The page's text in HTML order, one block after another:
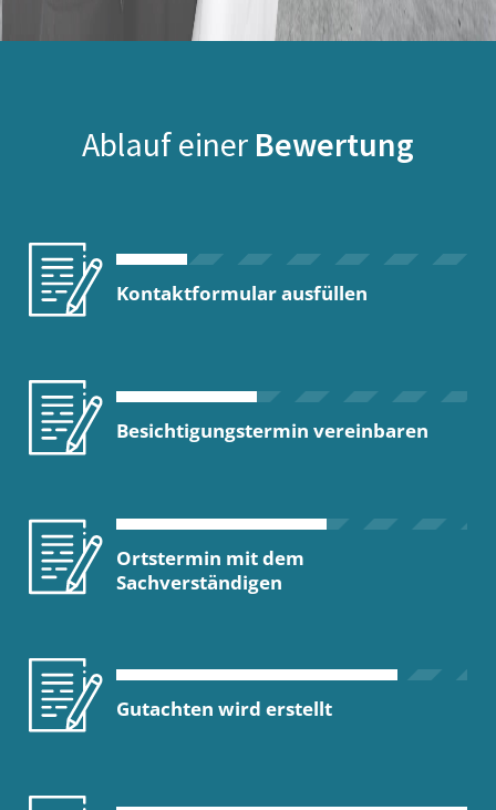
Ablauf einer Bewertung
Kontaktformular ausfüllen
Besichtigungstermin vereinbaren
Ortstermin mit dem
Sachverständigen
Gutachten wird erstellt